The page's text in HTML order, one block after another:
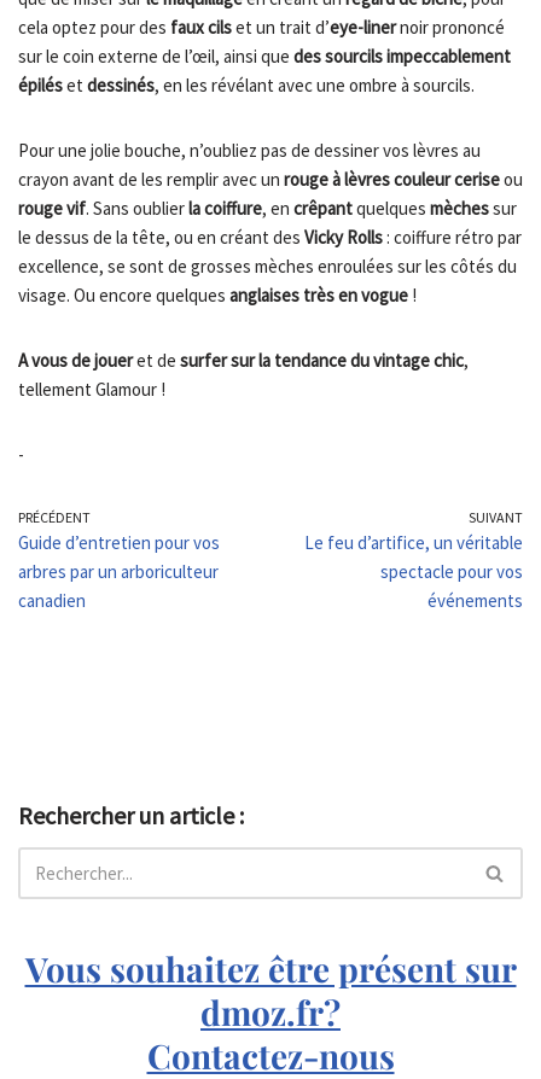
cela optez pour des faux cilset un trait d’eye-linernoir prononcé
sur le coin externe de l’œil, ainsi que des sourcils impeccablement
épiléset dessinés, en les révélant avec une ombre à sourcils.
Pour une jolie bouche, n’oubliez pas de dessiner vos lèvres au
crayon avant de les remplir avec un rouge à lèvres couleur ceriseou
rouge vif. Sans oublierla coiffure, en crêpantquelques mèchessur
le dessus de la tête, ou en créant des Vicky Rolls : coiffure rétro par
excellence, se sont de grosses mèches enroulées sur les côtés du
visage. Ou encore quelques anglaises très en vogue !
A vous de joueret de surfer sur la tendance du vintage chic,
tellement Glamour !
-
PRÉCÉDENT
Guide d’entretien pour vos
arbres par un arboriculteur
canadien
SUIVANT
Le feu d’artifice, un véritable
spectacle pour vos
événements
Rechercher un article :
Vous souhaitez être présent sur
dmoz.fr?
Contactez-nous